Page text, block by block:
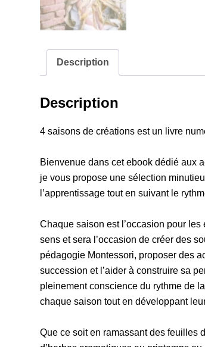
Description
Description
4 saisons de créations est un livre
Bienvenue dans cet ebook dédié aux
je vous propose une sélection
l’apprentissage tout en suivant le
Chaque saison est l’occasion pour
sens et sera l’occasion de créer des
pédagogie Montessori, proposer des
succession et l’aider à construire sa
pleinement conscience du rythme de
chaque saison tout en développant
Que ce soit en ramassant des feuilles